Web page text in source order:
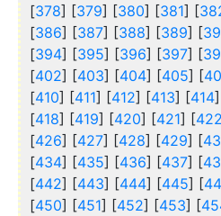
[378] [379] [380] [381] [
[386] [387] [388] [389] [
[394] [395] [396] [397] [
[402] [403] [404] [405] [
[410] [411] [412] [413] [414
[418] [419] [420] [421] [422
[426] [427] [428] [429] [
[434] [435] [436] [437] [
[442] [443] [444] [445] [
[450] [451] [452] [453] [